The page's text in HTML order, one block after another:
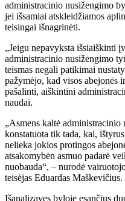
administracinio nusižengimo
jei išsamiai atskleidžiamos
teisingai išnagrinėti.
„Jeigu nepavyksta išsiaiškinti
administracinio nusižengimo
teismas negali patikimai
pažymėjo, kad visos abejonės
pašalinti, aiškintini
naudai.
„Asmens kaltė
konstatuota tik tada, kai,
nelieka jokios protingos
atsakomybėn asmuo padarė
nuobauda“, – nurodė
teisėjas Eduardas Maškevičius.
Išanalizavęs byloje esančius